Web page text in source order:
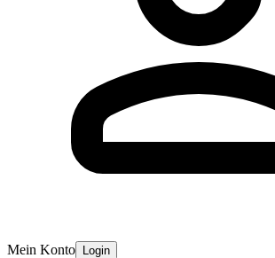
Mein Konto Login